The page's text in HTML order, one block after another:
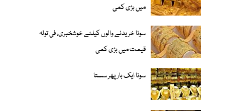
میں بڑی کمی
سونا خریدنے والوں کیلئے خوشخبری، فی تولہ
قیمت میں بڑی کمی
سونا ایک بار پھر سستا